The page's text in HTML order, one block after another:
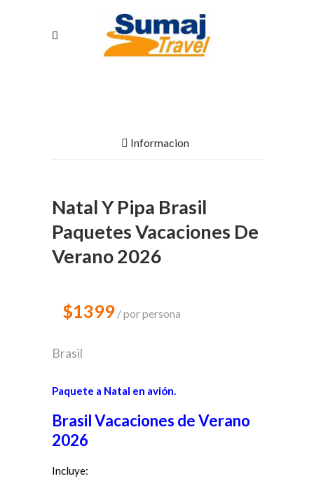
Informacion
Natal Y Pipa Brasil
Paquetes Vacaciones De
Verano 2026
$1399 por persona
Brasil
Paquete a Natal en avión.
BrasilVacaciones de Verano
2026
Incluye: